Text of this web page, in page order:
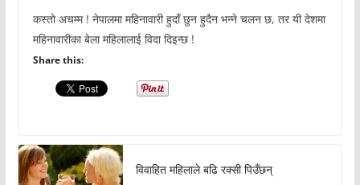
कस्तो अचम्म ! नेपालमा महिनावारी हुदाँ छुन हुदैन भन्ने चलन छ, तर यी देशमा
महिनावारीका बेला महिलालाई विदा दिइन्छ !
Share this:
विवाहित महिलाले बढि रक्सी पिउँछन्